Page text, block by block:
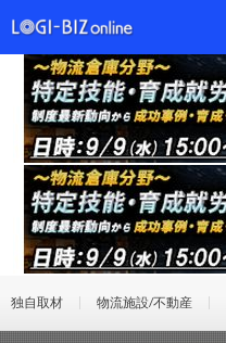
独自取材 物流施設/不動産